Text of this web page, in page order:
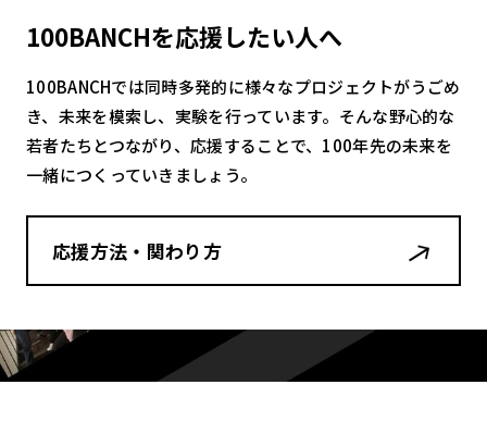
100BANCHを応援したい人へ
100BANCHでは同時多発的に様々なプロジェクトがうごめ
き、未来を模索し、実験を行っています。そんな野心的な
若者たちとつながり、応援することで、100年先の未来を
一緒につくっていきましょう。
応援方法・関わり方